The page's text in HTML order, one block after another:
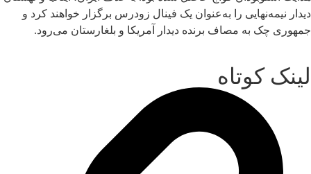
دیدار نیمه‌نهایی را به‌عنوان یک فینال زودرس برگزار خواهند کرد و
جمهوری چک به مصاف برنده دیدار آمریکا و بلغارستان می‌رود.
لینک کوتاه